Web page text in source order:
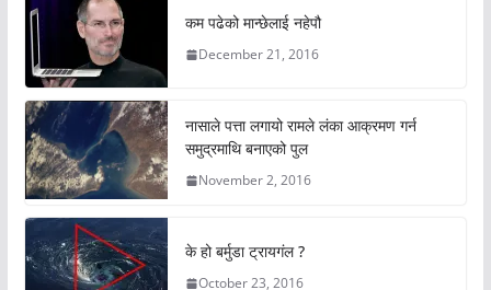
कम पढेको मान्छेलाई नहेपौ
December 21, 2016
नासाले पत्ता लगायो रामले लंका आक्रमण गर्न
समुद्रमाथि बनाएको पुल
November 2, 2016
के हो बर्मुडा ट्रायगंल ?
October 23, 2016